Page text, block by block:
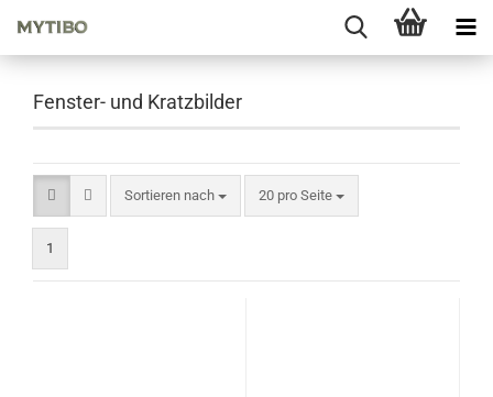
Fenster- und Kratzbilder
Sortieren nach
Sortieren nach 20 pro Seite
pro Seite
1